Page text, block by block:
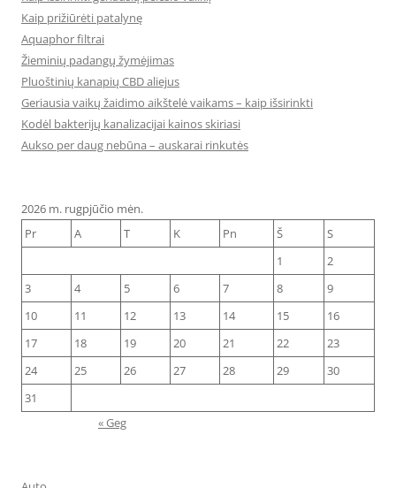
Kaip prižiūrėti patalynę
Aquaphor filtrai
Žieminių padangų žymėjimas
Pluoštinių kanapių CBD aliejus
Geriausia vaikų žaidimo aikštelė vaikams – kaip išsirinkti
Kodėl bakterijų kanalizacijai kainos skiriasi
Aukso per daug nebūna – auskarai rinkutės
2026 m. rugpjūčio mėn.
Pr
A T K Pn Š
S
1
2
3
4 5 6 7 8
9
10
11 12 13 14 15
16
17
18 19 20 21 22
23
24
25 26 27 28 29
30
31
« Geg